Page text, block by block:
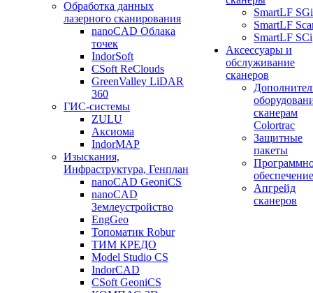
Обработка данных
лазерного сканирования
nanoCAD Облака
точек
IndorSoft
CSoft ReClouds
GreenValley LiDAR
360
ГИС-системы
ZULU
Аксиома
IndorMAP
Изыскания,
Инфраструктура, Генплан
nanoCAD GeoniCS
nanoCAD
Землеустройство
EngGeo
Топоматик Robur
ТИМ КРЕДО
Model Studio CS
IndorCAD
CSoft GeoniCS
SmartLF SGi
SmartLF
SmartLF SCi
Аксессуары и
обслуживание
сканеров
сканерам
Colortrac
Защитные
пакеты
обеспечение
Апгрейд
сканеров